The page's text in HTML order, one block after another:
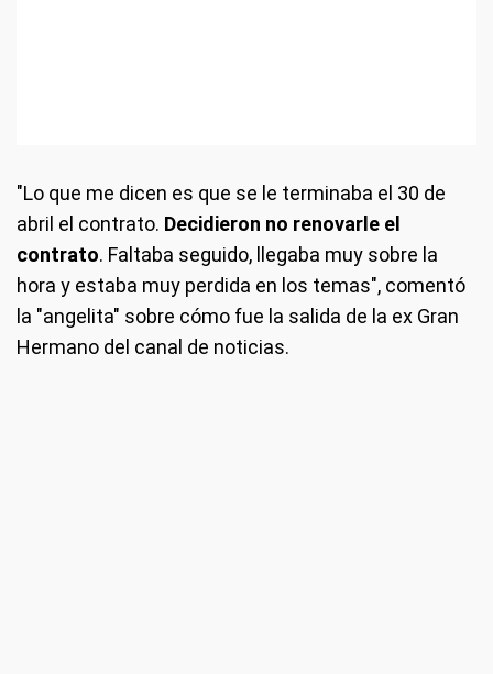
"Lo que me dicen es que se le terminaba el 30 de
abril el contrato. Decidieron no renovarle el
contrato. Faltaba seguido, llegaba muy sobre la
hora y estaba muy perdida en los temas", comentó
la "angelita" sobre cómo fue la salida de la ex Gran
Hermano del canal de noticias.